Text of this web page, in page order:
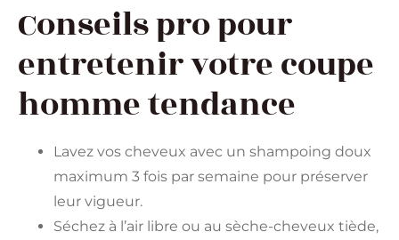
Conseils pro pour
entretenir votre coupe
homme tendance
Lavez vos cheveux avec un shampoing doux
maximum 3 fois par semaine pour préserver
leur vigueur.
Séchez à l’air libre ou au sèche-cheveux tiède,